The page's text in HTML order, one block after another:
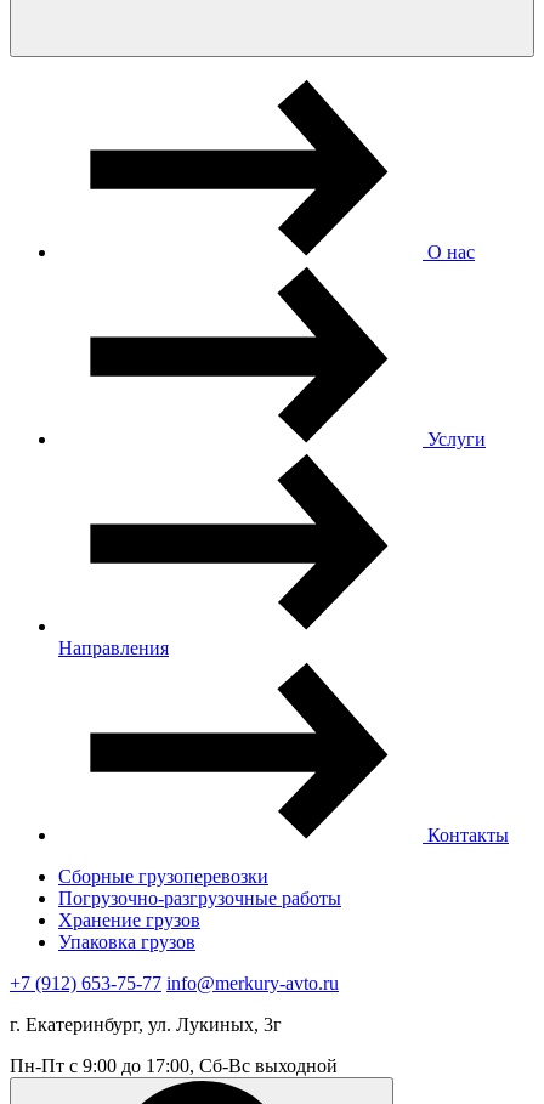
О нас
Услуги
Направления
Контакты
Сборные грузоперевозки
Погрузочно-разгрузочные работы
Хранение грузов
Упаковка грузов
+7 (912) 653-75-77 info@merkury-avto.ru
г. Екатеринбург, ул. Лукиных, 3г
Пн-Пт с 9:00 до 17:00, Сб-Вс выходной